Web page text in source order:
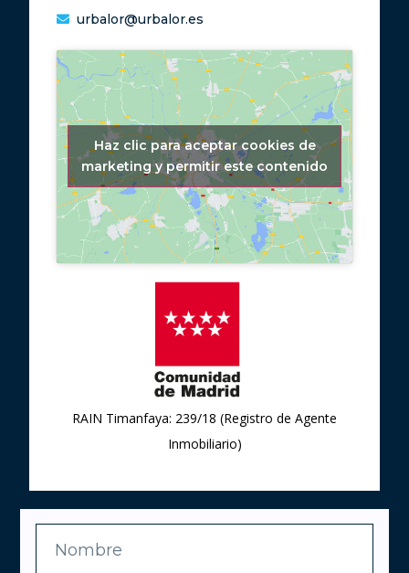
urbalor@urbalor.es
Haz clic para aceptar cookies de
marketing y permitir este contenido
RAIN Timanfaya: 239/18 (Registro de Agente
Inmobiliario)